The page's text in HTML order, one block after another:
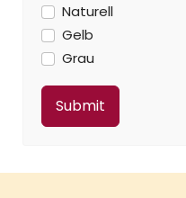
Naturell
Gelb
Grau